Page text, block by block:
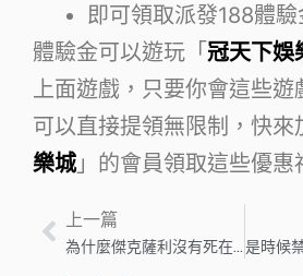
即可領取派發188體驗
體驗金可以遊玩「 冠天下娛
上面遊戲，只要你會這些
可以直接提領無限制，快來
樂城」的會員領取這些優惠
上一篇